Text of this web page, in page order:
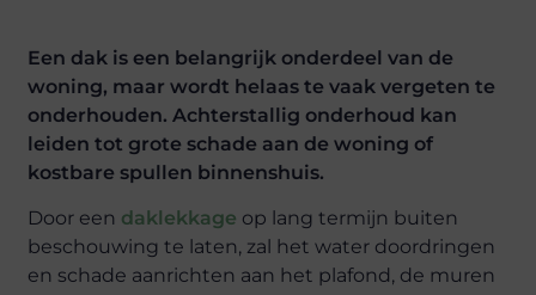
Een dak is een belangrijk onderdeel van de
woning, maar wordt helaas te vaak vergeten te
onderhouden. Achterstallig onderhoud kan
leiden tot grote schade aan de woning of
kostbare spullen binnenshuis.
Door een daklekkage op lang termijn buiten
beschouwing te laten, zal het water doordringen
en schade aanrichten aan het plafond, de muren